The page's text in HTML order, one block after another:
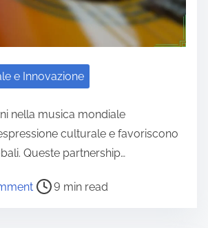
e Innovazione
nella musica mondiale
culturale e favoriscono
Queste partnership…
on Collaborazioni Musicali
9 min read